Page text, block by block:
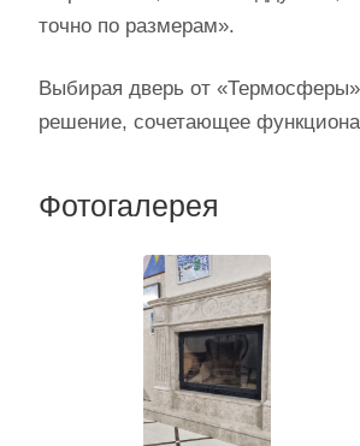
точно по размерам».
Выбирая дверь от
решение, сочетающее
Фотогалерея